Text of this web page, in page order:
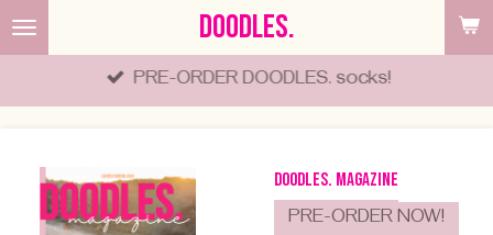
Ga
direct
DOODLES.
PRE-ORDER DOODLES. socks!
DOODLES. magazine
PRE-ORDER NOW!